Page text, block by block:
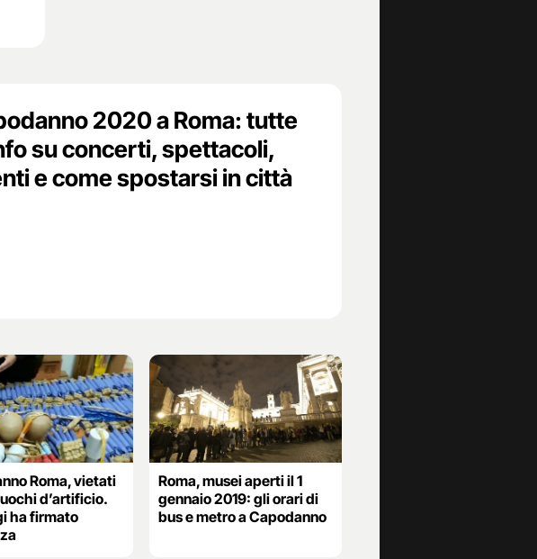
2020 a Roma: tutte
su concerti, spettacoli,
e come spostarsi in città
Roma, vietati
d’artificio.
ha firmato
Roma, musei aperti il 1
gennaio 2019: gli orari di
bus e metro a Capodanno